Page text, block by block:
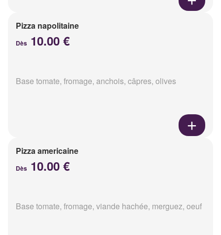
Pizza napolitaine
Dès 10.00 €
Base tomate, fromage, anchois, câpres, olives
Pizza americaine
Dès 10.00 €
Base tomate, fromage, viande hachée, merguez, oeuf